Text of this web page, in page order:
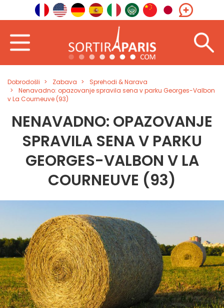
Dobrodošli Zabava
Sprehodi & Narava
Nenavadno: opazovanje spravila sena v parku Georges-Valbon
v La Courneuve (93)
NENAVADNO: OPAZOVANJE
SPRAVILA SENA V PARKU
GEORGES-VALBON V LA
COURNEUVE (93)